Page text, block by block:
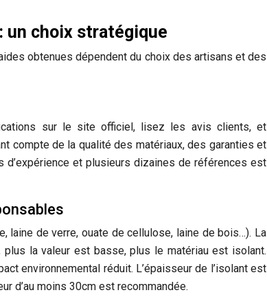
un choix stratégique
obtenues dépendent du choix des artisans et des
sur le site officiel, lisez les avis clients, et
compte de la qualité des matériaux, des garanties et
d’expérience et plusieurs dizaines de références est
laine de verre, ouate de cellulose, laine de bois…). La
la valeur est basse, plus le matériau est isolant.
environnemental réduit. L’épaisseur de l’isolant est
d’au moins 30cm est recommandée.